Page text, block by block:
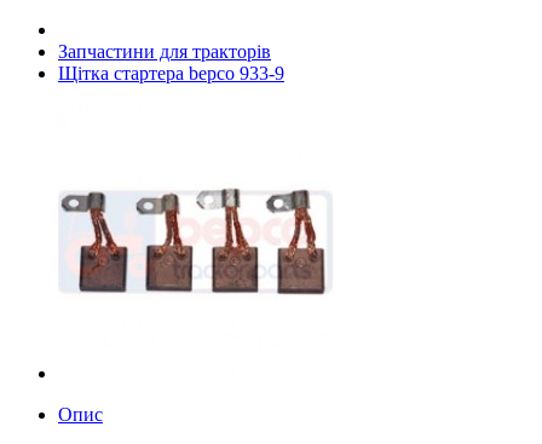
Запчастини для тракторів
Щітка стартера bepco 933-9
Опис